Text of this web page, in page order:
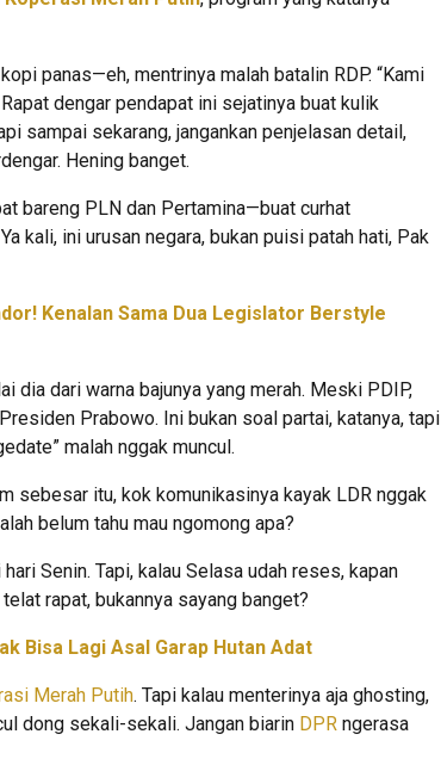
panas—eh, mentrinya malah batalin RDP. “Kami
dengar pendapat ini sejatinya buat kulik
sampai sekarang, jangankan penjelasan detail,
Hening banget.
bareng PLN dan Pertamina—buat curhat
kali, ini urusan negara, bukan puisi patah hati, Pak
Kenalan Sama Dua Legislator Berstyle
dia dari warna bajunya yang merah. Meski PDIP,
Prabowo. Ini bukan soal partai, katanya, tapi
malah nggak muncul.
sebesar itu, kok komunikasinya kayak LDR nggak
belum tahu mau ngomong apa?
Senin. Tapi, kalau Selasa udah reses, kapan
rapat, bukannya sayang banget?
Bisa Lagi Asal Garap Hutan Adat
Merah Putih. Tapi kalau menterinya aja ghosting,
dong sekali-sekali. Jangan biarin DPR ngerasa